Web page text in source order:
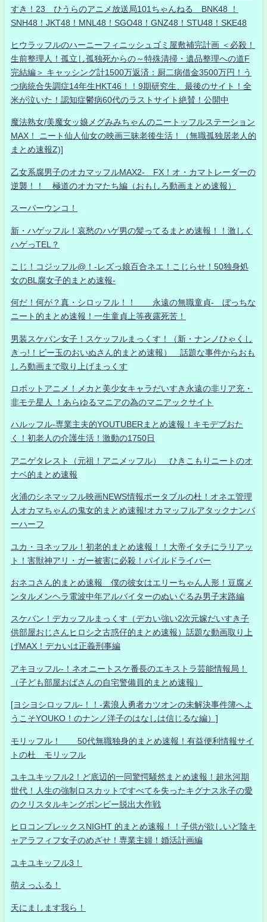
すき！23 ひうらのアニメ放送局101ちゃんねる BNK48 ！
SNH48！JKT48！MNL48！SGO48！GNZ48！STU48！SKE48
ヒウラッフルのハーニーフィニッシュゴミ屋敷補完計画 ＜必殺！
生前整理人！孤立し孤独死からの～特殊清掃・遺品整理への道F
完結編＞ キャッシング計1500万返済：厨二病借金3500万円！う
つ病統合失調症14年生HKT46！！9期研究生、最後のサイト！全
米が泣いた！認知症鬱病60代のラストサイト絶賛！公開中
魔法熟女/美魔女ッ娘メグみみちゃんのニートッフルステーション
MAX！ ニート仙人仙女の映画三昧老後生活！（無職孤独居老人的
まとめ速報Z)]
乙女系腐男子のオカマッフルMAX2- FX！オ・カマトレーダーの
逆襲！！ 極道のオカマたち編（おもしろ動画まとめ速報）
スーパーウンコ！
新・ハゲッフル！哀愁のハゲ男の髪ってるまとめ速報！！激しく
ハゲっTEL？
こじ！コジッフル@！-レズっ娘百合ネエ！こじらせ！50独身処
女のBL腐女子的まとめ速報-
何だ！何が？真・シロッフル！！ 永遠の無職童貞- ぼっちな
ニート的まとめ速報！一生童貞上等夜露死苦！
男装スケバン女子！スケッフルまっくす！（新・ナンノひゃくし
きっ!！ビー玉のおいぬさん的まとめ速報） 話題な事件からおも
しろ動画まで取り上げまっくす
ロボットアニメ！メカと美少女キャラだいすき永遠の非リア充・
非モテ星人 ！あらゆるマニアの為のマニアックサイト
ハルッフル-専業主夫的YOUTUBERまとめ速報！キモデブおた
く！初老人の介護生活！激動の1750日
アニゲタレスト（元祖！アニメッフル） ひきこもりニートのオ
ナベ的まとめ速報
火浦のシネマッフル映画NEWS情報ポータブルの杜！オネエ管理
人オカマちゃんの鬼女的まとめ速報!オカマッフルアタックナンバ
ーハーフ
ユカ・ヨネッフル！初老的まとめ速報！！大帝イタチにラリアッ
ト！害獣神アリ・ガー被害に必殺！パイルドライバー
おネコさん的まとめ速報 僕の彼女はエリーちゃん人形！豆腐メ
ンタルメンヘラ電波中年アルバイターのぬいぐるみ男子末路編
スケバン！デカッフルまっくす（デカい強い2次元嫁だいすき子
供部屋おじさんヒロシ之古惑仔的まとめ速報）話題な動画取り上
げMAX！デカいは正義刑事編
アキヨッフル-！ネオニートスケ番長のエキストラ芸能情報局！
（子ども部屋おばさんの自宅警備員的まとめ速報）
[ヨシヨシロッフル-！！-素浪人勇者カツオンの未解決事件簿へよ
うこそYOUKO！のナンノ洋子のはなしは信じるな編）]
モリッフル！ 50代無職独身的まとめ速報！有益便利情報サイ
トの杜 モリッフル
ユキユキッフル2！ど底辺的一同驚愕騒然まとめ速報！超氷河期
世代！人生の強制ロスカットですべてを失ったキグナス氷子の愛
のクリスタルキングボンビー脱出大作戦
ヒロコンプレックスNIGHT 的まとめ速報！！子供が欲しいど陰キ
ャアラフィフ女子のめざせ！専業主婦！婚活計画編
ユキユキッフル3！
萌えっふる！
天にまします我ら！